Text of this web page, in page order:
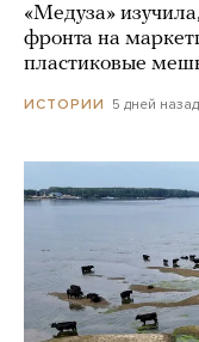
«Медуза»
фронта на
пластиковые
ИСТОРИИ 5 дней назад